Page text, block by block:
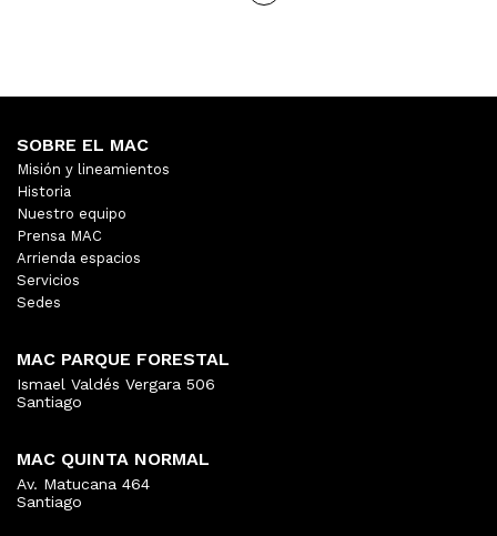
SOBRE EL MAC
Misión y lineamientos
Historia
Nuestro equipo
Prensa MAC
Arrienda espacios
Servicios
Sedes
MAC PARQUE FORESTAL
Ismael Valdés Vergara 506
Santiago
MAC QUINTA NORMAL
Av. Matucana 464
Santiago